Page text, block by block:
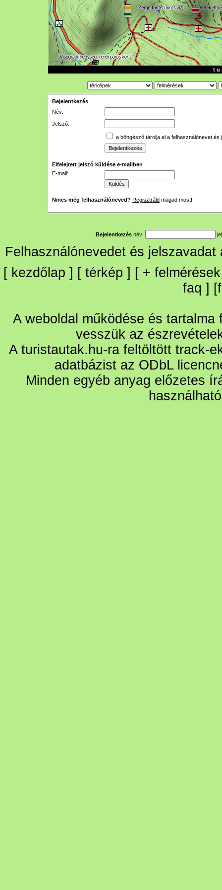
t u
Bejelentkezés
Név:
Jelszó:
a böngésző tárolja el a felhasználónevet és
Elfelejtett jelszó küldése e-mailben
E-mail:
Nincs még felhasználóneved? Regisztráld magad most!
Bejelentkezés név:
Felhasználónevedet és
[ kezdőlap ] [ térkép ] [ + felmérések
faq ] [
A weboldal működése és
vesszük az
A turistautak.hu-ra feltöltött track-
adatbázist az ODbL
Minden egyéb anyag előzetes